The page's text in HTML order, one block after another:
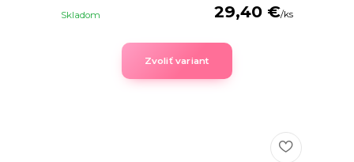
29,40 €/ks
Skladom
Zvoliť variant